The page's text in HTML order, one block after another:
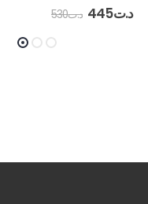
out of 5
د.ت530 د.ت445